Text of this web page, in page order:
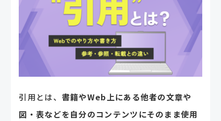
引用とは、 書籍やWeb上にある他者の文章や
図・表などを自分のコンテンツにそのまま使用